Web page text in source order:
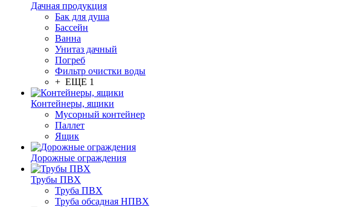
Дачная продукция
Бак для душа
Бассейн
Ванна
Унитаз дачный
Погреб
Фильтр очистки воды
+ ЕЩЕ 1
Контейнеры, ящики
Мусорный контейнер
Паллет
Ящик
Дорожные ограждения
Трубы ПВХ
Труба ПВХ
Труба обсадная НПВХ